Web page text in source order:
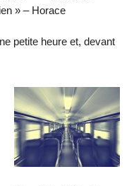
» – Horace
petite heure et, devant